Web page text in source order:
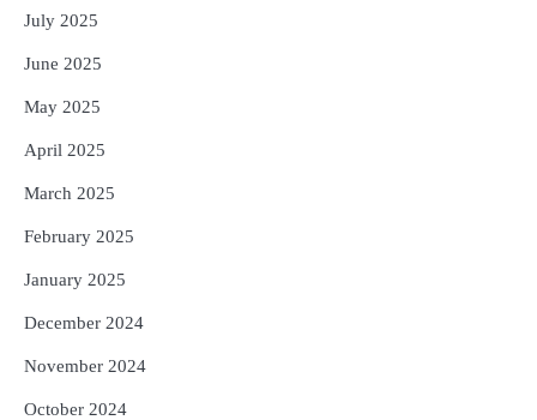
July 2025
June 2025
May 2025
April 2025
March 2025
February 2025
January 2025
December 2024
November 2024
October 2024